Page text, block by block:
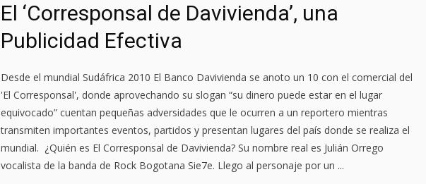
El ‘Corresponsal de Davivienda’, una
Publicidad Efectiva
Desde el mundial Sudáfrica 2010 El Banco Davivienda se anoto un 10 con el comercial del
'El Corresponsal', donde aprovechando su slogan “su dinero puede estar en el lugar
equivocado” cuentan pequeñas adversidades que le ocurren a un reportero mientras
transmiten importantes eventos, partidos y presentan lugares del país donde se realiza el
mundial. ¿Quién es El Corresponsal de Davivienda? Su nombre real es Julián Orrego
vocalista de la banda de Rock Bogotana Sie7e. Llego al personaje por un ...